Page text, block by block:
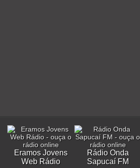
Eramos Jovens
Web Rádio
Rádio Onda
Sapucaí FM